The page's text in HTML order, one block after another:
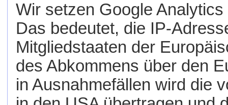
Wir setzen Google
Das bedeutet, die IP-
Mitgliedstaaten der
des Abkommens über den
in Ausnahmefällen wird die